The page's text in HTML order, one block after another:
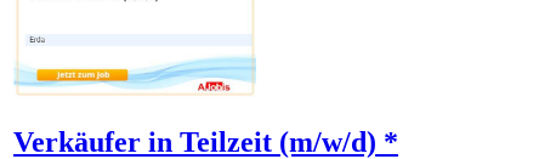
Verkäufer in Teilzeit (m/w/d) *